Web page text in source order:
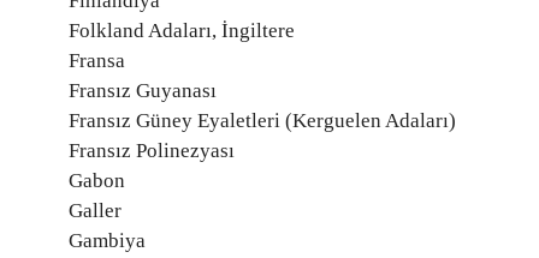
Folkland Adaları, İngiltere
Fransa
Fransız Guyanası
Fransız Güney Eyaletleri (Kerguelen Adaları)
Fransız Polinezyası
Gabon
Galler
Gambiya